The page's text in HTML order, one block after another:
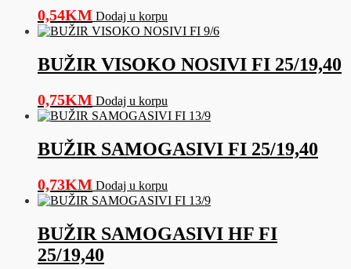
0,54KM Dodaj u korpu
BUŽIR VISOKO NOSIVI FI 25/19,40
0,75KM Dodaj u korpu
BUŽIR SAMOGASIVI FI 25/19,40
0,73KM Dodaj u korpu
BUŽIR SAMOGASIVI HF FI
25/19,40